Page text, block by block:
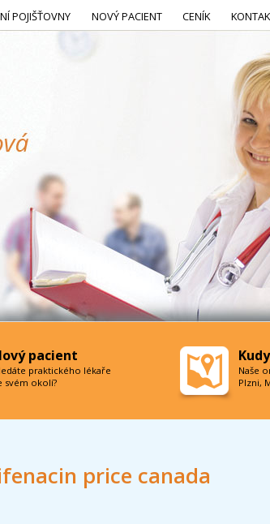
price canada
POJIŠŤOVNY NOVÝ PACIENT CENÍK
pacient
praktického lékaře
svém okolí?
Naše
Plzni,